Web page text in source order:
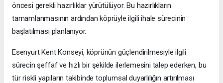
öncesi gerekli hazırlıklar yürütülüyor. Bu hazırlıkların
tamamlanmasının ardından köprüyle ilgili ihale sürecinin
başlatılması planlanıyor.
Esenyurt Kent Konseyi, köprünün güçlendirilmesiyle ilgili
sürecin şeffaf ve hızlı bir şekilde ilerlemesini talep ederken, bu
tür riskli yapıların takibinde toplumsal duyarlılığın artırılması